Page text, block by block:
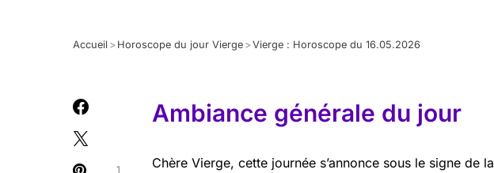
Accueil > Horoscope du jour Vierge >Vierge : Horoscope du 16.05.2026
1
Ambiance générale du jour
Chère Vierge, cette journée s’annonce sous le signe de la